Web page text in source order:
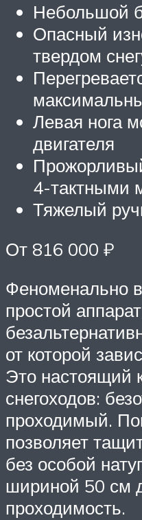
Небольшой
Опасный
твердом
Левая нога
двигателя
4-тактными
Тяжелый
От 816 000 ₽
Феноменально
простой
от которой
Это настоящий
снегоходов:
проходимый.
позволяет
без особой
шириной 50 см
проходимость.